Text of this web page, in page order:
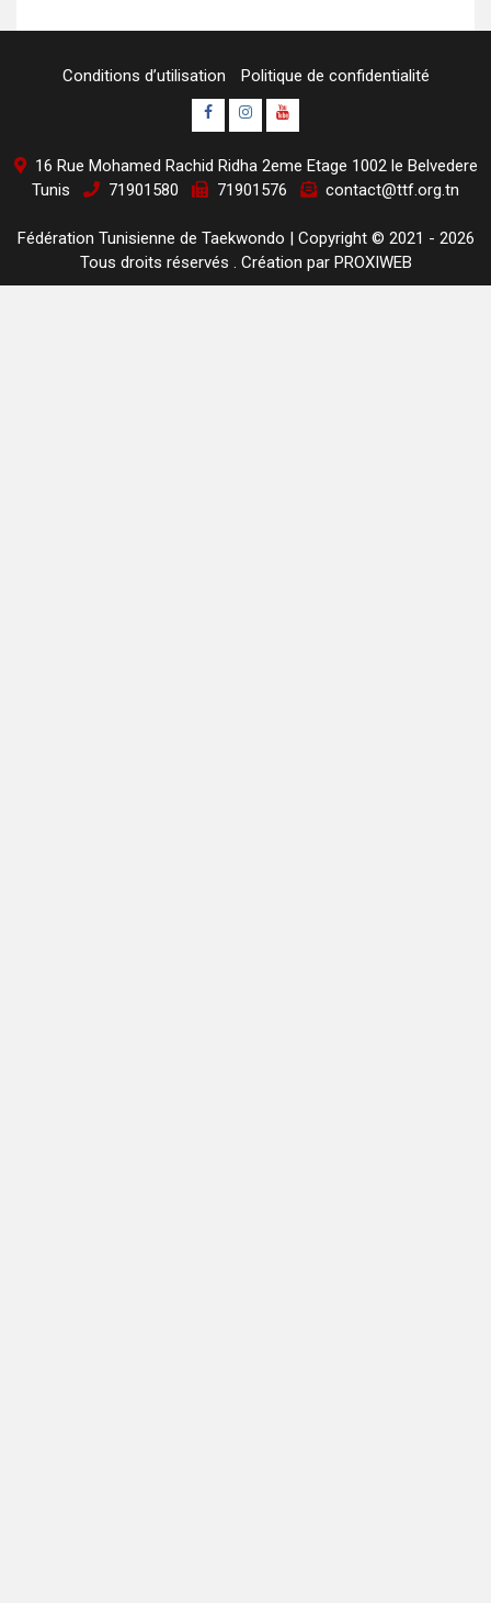
Conditions d’utilisation
Politique de confidentialité
Page
Fb
Instagram
youtube
16 Rue Mohamed Rachid Ridha 2eme Etage 1002 le Belvedere
Tunis
71901580 71901576 contact@ttf.org.tn
Fédération Tunisienne de Taekwondo | Copyright © 2021 - 2026
Tous droits réservés . Création par PROXIWEB